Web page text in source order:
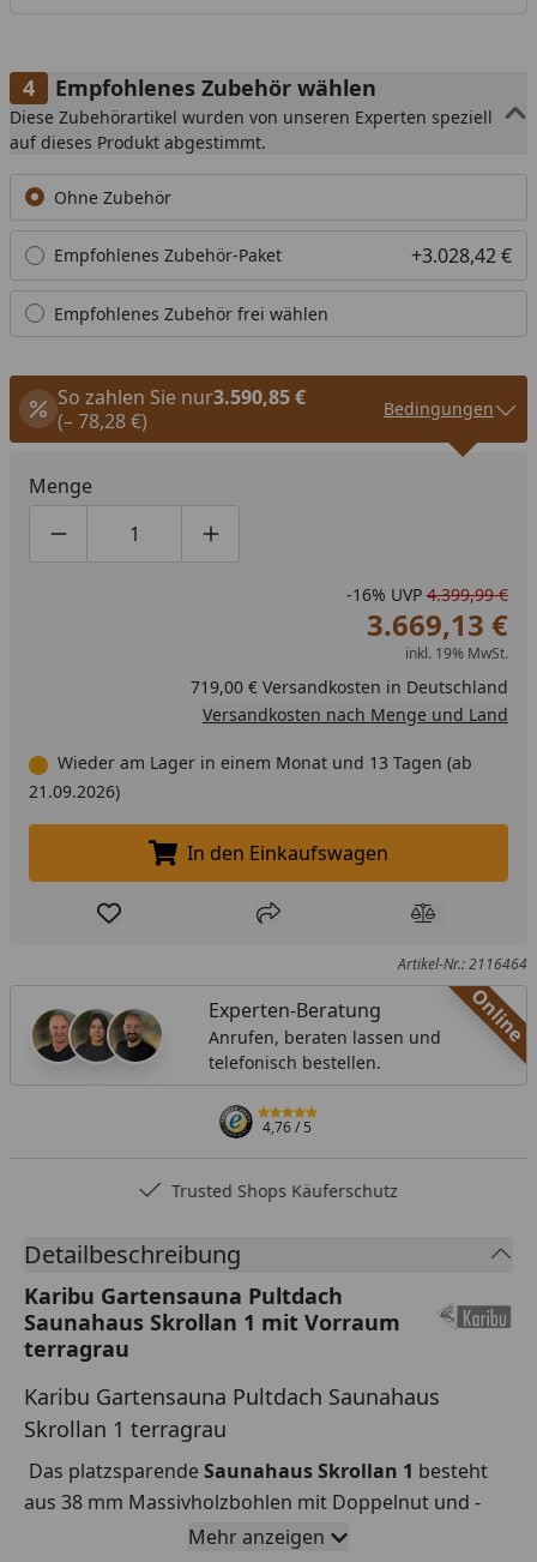
Empfohlenes Zubehör wählen
Diese Zubehörartikel wurden von unseren Experten speziell
auf dieses Produkt abgestimmt.
Ohne Zubehör
Empfohlenes Zubehör-Paket +3.028,42 €
Empfohlenes Zubehör frei wählen
So zahlen Sie nur3.590,85 €
(– 78,28 €)
Bedingungen
Menge
Produktmenge um eins verringern
Produktmenge manuell eingeben
Produktmenge um eins erhöhen
-16% UVP 4.399,99 €
3.669,13 €
inkl. 19% MwSt.
719,00 € Versandkosten in Deutschland
Versandkosten nach Menge und Land
Wieder am Lager in einem Monat und 13 Tagen (ab
21.09.2026)
In den Einkaufswagen legen
In den Einkaufswagen
Produkt zur Wunschliste hinzufügen
Teilen Produkt
Artikel-Nr.: 2116464
Online
Experten-Beratung
Anrufen, beraten lassen und
telefonisch bestellen.
4,76/ 5
Trusted Shops Käuferschutz
Detailbeschreibung
Karibu Gartensauna Pultdach
Saunahaus Skrollan 1 mit Vorraum
terragrau
Karibu Gartensauna Pultdach Saunahaus
Skrollan 1 terragrau
Das platzsparendeSaunahaus Skrollan 1 besteht
aus 38 mm Massivholzbohlen mit Doppelnut und -
feder im praktischen Schraub-Steck-System. Mit
Mehr anzeigen